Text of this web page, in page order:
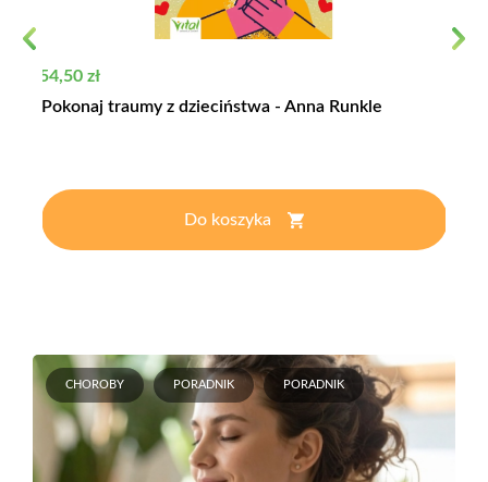
Cena
54,50 zł
Pokonaj traumy z dzieciństwa - Anna Runkle
Do koszyka
CHOROBY PORADNIK PORADNIK